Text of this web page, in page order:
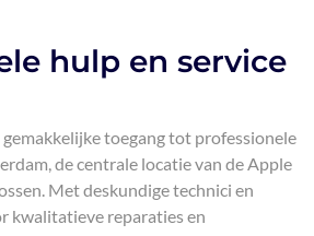
hulp en service
toegang tot professionele
de centrale locatie van de Apple
Met deskundige technici en
kwalitatieve reparaties en